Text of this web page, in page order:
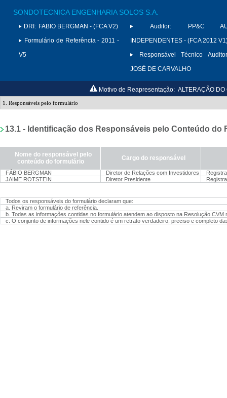
SONDOTECNICA ENGENHARIA SOLOS S.A.
DRI: FABIO BERGMAN - (FCA V2)
Formulário de Referência - 2011 -
V5
Auditor:
PP&C
INDEPENDENTES - (FCA 2012
Responsável Técnico
JOSÉ DE CARVALHO
Motivo de Reapresentação: ALTERAÇÃO DO